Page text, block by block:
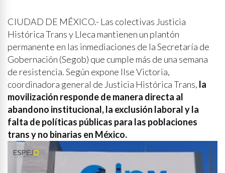
CIUDAD DE MÉXICO.- Las colectivas Justicia
Histórica Trans y Lleca mantienen un plantón
permanente en las inmediaciones de la Secretaría de
Gobernación (Segob) que cumple más de una semana
de resistencia. Según expone Ilse Victoria,
coordinadora general de Justicia Histórica Trans, la
movilización responde de manera directa al
abandono institucional, la exclusión laboral y la
falta de políticas públicas para las poblaciones
trans y no binarias en México.